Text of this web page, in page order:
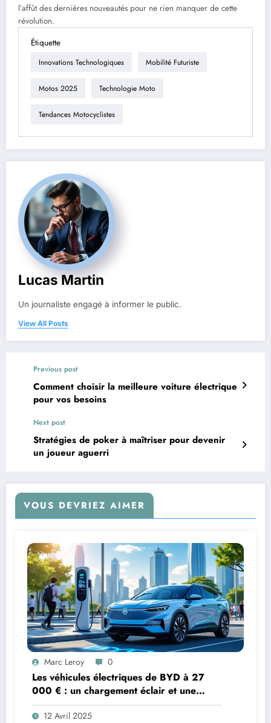
l’affût des dernières nouveautés pour ne rien manquer de cette
révolution.
Étiquette
Innovations Technologiques Mobilité Futuriste
Motos 2025 Technologie Moto
Tendances Motocyclistes
Lucas Martin
Un journaliste engagé à informer le public.
View All Posts
Previous post
Comment choisir la meilleure voiture électrique
pour vos besoins
Next post
Stratégies de poker à maîtriser pour devenir
un joueur aguerri
VOUS DEVRIEZ AIMER
Marc Leroy 0
Les véhicules électriques de BYD à 27
000 € : un chargement éclair et une
innovation redoutable
12 Avril 2025